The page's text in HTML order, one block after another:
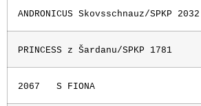
ANDRONICUS Skovsschnauz/SPKP 2032
PRINCESS z Šardanu/SPKP 1781
2067 S FIONA